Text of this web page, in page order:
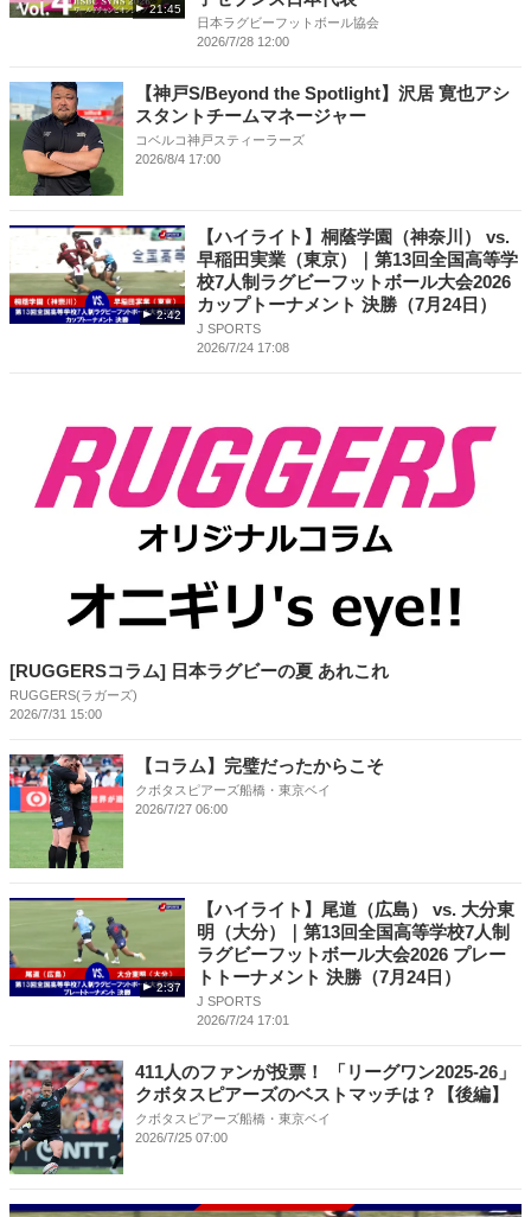
21:45
日本ラグビーフットボール協会
2026/7/28 12:00
【神戸S/Beyond the Spotlight】沢居 寛也アシ
スタントチームマネージャー
コベルコ神戸スティーラーズ
2026/8/4 17:00
2:42
【ハイライト】桐蔭学園（神奈川） vs.
早稲田実業（東京）｜第13回全国高等学
校7人制ラグビーフットボール大会2026
カップトーナメント 決勝（7月24日）
J SPORTS
2026/7/24 17:08
[RUGGERSコラム] 日本ラグビーの夏 あれこれ
RUGGERS(ラガーズ)
2026/7/31 15:00
【コラム】完璧だったからこそ
クボタスピアーズ船橋・東京ベイ
2026/7/27 06:00
2:37
【ハイライト】尾道（広島） vs. 大分東
明（大分）｜第13回全国高等学校7人制
ラグビーフットボール大会2026 プレー
トトーナメント 決勝（7月24日）
J SPORTS
2026/7/24 17:01
411人のファンが投票！ 「リーグワン2025-26」
クボタスピアーズのベストマッチは？【後編】
クボタスピアーズ船橋・東京ベイ
2026/7/25 07:00